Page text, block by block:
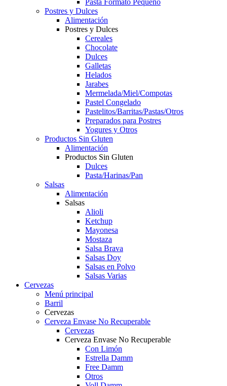
Pasta Formato Pequeño
Postres y Dulces
Alimentación
Postres y Dulces
Cereales
Chocolate
Dulces
Galletas
Helados
Jarabes
Mermelada/Miel/Compotas
Pastel Congelado
Pastelitos/Barritas/Pastas/Otros
Preparados para Postres
Yogures y Otros
Productos Sin Gluten
Alimentación
Productos Sin Gluten
Dulces
Pasta/Harinas/Pan
Salsas
Alimentación
Salsas
Alioli
Ketchup
Mayonesa
Mostaza
Salsa Brava
Salsas Doy
Salsas en Polvo
Salsas Varias
Cervezas
Menú principal
Barril
Cervezas
Cerveza Envase No Recuperable
Cervezas
Cerveza Envase No Recuperable
Con Limón
Estrella Damm
Free Damm
Otros